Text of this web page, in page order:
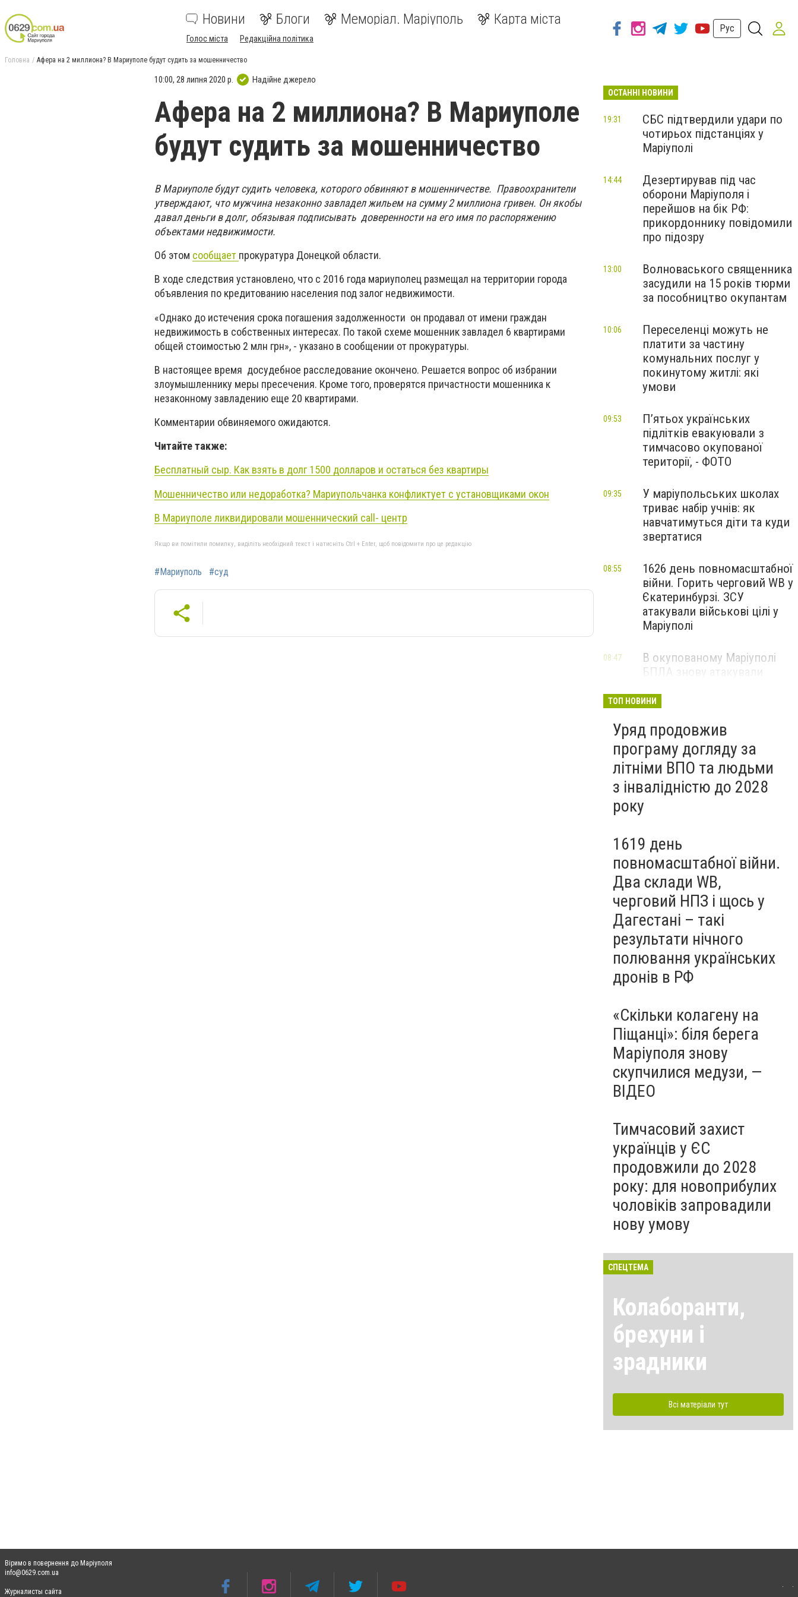
Новини Блоги Меморіал. Маріуполь Карта міста
Голос міста Редакційна політика
Рус
Головна Афера на 2 миллиона? В Мариуполе будут судить за мошенничество
10:00, 28 липня 2020 р. Надійне джерело
Афера на 2 миллиона? В Мариуполе
будут судить за мошенничество
В Мариуполе будут судить человека, которого обвиняют в мошенничестве. Правоохранители
утверждают, что мужчина незаконно завладел жильем на сумму 2 миллиона гривен. Он якобы
давал деньги в долг, обязывая подписывать доверенности на его имя по распоряжению
объектами недвижимости.
Об этом сообщает прокуратура Донецкой области.
В ходе следствия установлено, что с 2016 года мариуполец размещал на территории города
объявления по кредитованию населения под залог недвижимости.
«Однако до истечения срока погашения задолженности он продавал от имени граждан
недвижимость в собственных интересах. По такой схеме мошенник завладел 6 квартирами
общей стоимостью 2 млн грн», - указано в сообщении от прокуратуры.
В настоящее время досудебное расследование окончено. Решается вопрос об избрании
злоумышленнику меры пресечения. Кроме того, проверятся причастности мошенника к
незаконному завладению еще 20 квартирами.
Комментарии обвиняемого ожидаются.
Читайте также:
Бесплатный сыр. Как взять в долг 1500 долларов и остаться без квартиры
Мошенничество или недоработка? Мариупольчанка конфликтует с установщиками окон
В Мариуполе ликвидировали мошеннический call- центр
Якщо ви помітили помилку, виділіть необхідний текст і натисніть Ctrl + Enter, щоб повідомити про це редакцію
#Мариуполь #суд
ОСТАННІ НОВИНИ
СБС підтвердили удари по
чотирьох підстанціях у
Маріуполі
19:31
Дезертирував під час
оборони Маріуполя і
перейшов на бік РФ:
прикордоннику повідомили
про підозру
14:44
Волноваського священника
засудили на 15 років тюрми
за пособництво окупантам
13:00
Переселенці можуть не
платити за частину
комунальних послуг у
покинутому житлі: які
умови
10:06
П’ятьох українських
підлітків евакуювали з
тимчасово окупованої
території, - ФОТО
09:53
У маріупольських школах
триває набір учнів: як
навчатимуться діти та куди
звертатися
09:35
1626 день повномасштабної
війни. Горить черговий WB у
Єкатеринбурзі. ЗСУ
атакували військові цілі у
Маріуполі
08:55
В окупованому Маріуполі
БПЛА знову атакували
— ВІДЕО
08:47
ТОП НОВИНИ
Уряд продовжив
програму догляду за
літніми ВПО та людьми
з інвалідністю до 2028
року
1619 день
повномасштабної війни.
Два склади WB,
черговий НПЗ і щось у
Дагестані – такі
результати нічного
полювання українських
дронів в РФ
«Скільки колагену на
Піщанці»: біля берега
Маріуполя знову
скупчилися медузи, —
ВІДЕО
Тимчасовий захист
українців у ЄС
продовжили до 2028
року: для новоприбулих
чоловіків запровадили
нову умову
СПЕЦТЕМА
Колаборанти,
брехуни і
зрадники
Всі матеріали тут
Віримо в повернення до Маріуполя
info@0629.com.ua
Журналисты сайта